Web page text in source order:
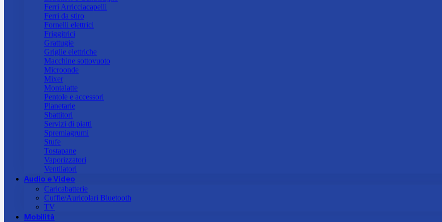
Ferri Arricciacapelli
Ferri da stiro
Fornelli elettrici
Friggitrici
Grattugie
Griglie elettriche
Macchine sottovuoto
Microonde
Mixer
Montalatte
Pentole e accessori
Planetarie
Sbattitori
Servizi di piatti
Spremiagrumi
Stufe
Tostapane
Vaporizzatori
Ventilatori
Audio e Video
Caricabatterie
Cuffie/Auricolari Bluetooth
TV
Mobilità